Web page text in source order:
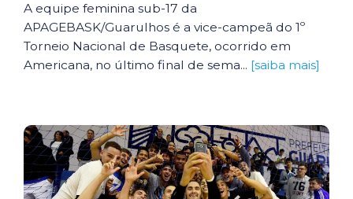
A equipe feminina sub-17 da
APAGEBASK/Guarulhos é a vice-campeã do 1º
Torneio Nacional de Basquete, ocorrido em
Americana, no último final de sema... [saiba mais]